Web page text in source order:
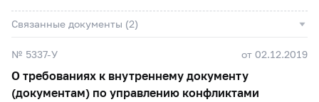
Связанные документы (2)
№ 5337-У от 02.12.2019
О требованиях к внутреннему документу
(документам) по управлению конфликтами